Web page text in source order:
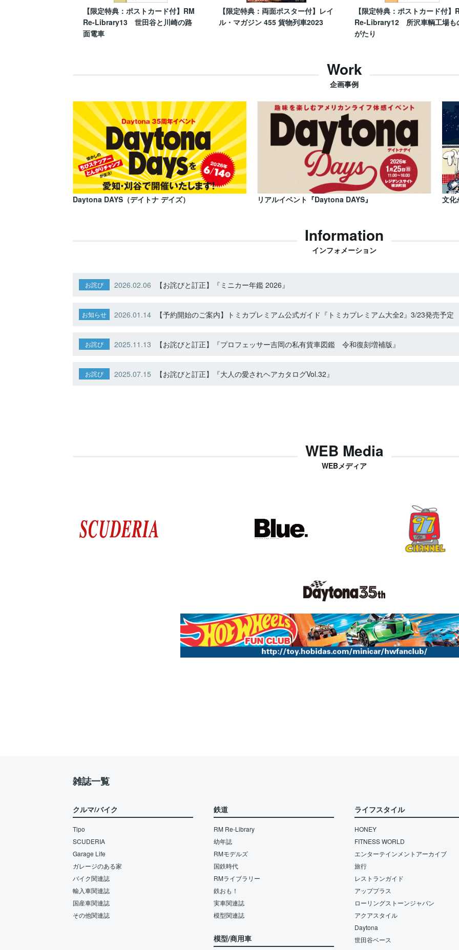
【限定特典：ポストカード付】RM
Re-Library13 世田谷と川崎の路
面電車
【限定特典：両面ポスター付】レイ
ル・マガジン 455 貨物列車2023
【限定特典：ポストカード付】
Re-Library12 所沢車輌工場も
がたり
Work
企画事例
Daytona DAYS（デイトナ デイズ） リアルイベント『Daytona DAYS』 文化
Information
インフォメーション
お詫び 2026.02.06 【お詫びと訂正】『ミニカー年鑑 2026』
お知らせ 2026.01.14 【予約開始のご案内】トミカプレミアム公式ガイド『トミカプレミアム大全2』3/23発売予定
お詫び 2025.11.13 【お詫びと訂正】『プロフェッサー吉岡の私有貨車図鑑 令和復刻増補版』
お詫び 2025.07.15 【お詫びと訂正】『大人の愛されヘアカタログVol.32』
WEB Media
WEBメディア
雑誌一覧
クルマ/バイク
Tipo
SCUDERIA
Garage Life
ガレージのある家
バイク関連誌
輸入車関連誌
国産車関連誌
その他関連誌
鉄道
RM Re-Library
幼年誌
RMモデルズ
国鉄時代
RMライブラリー
鉄おも！
実車関連誌
模型関連誌
模型/商用車
ライフスタイル
HONEY
FITNESS WORLD
エンターテインメントアーカイブ
旅行
レストランガイド
アッププラス
ローリングストーンジャパン
アクアスタイル
Daytona
世田谷ベース